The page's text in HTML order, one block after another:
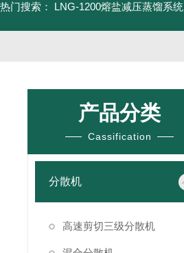
热门搜索： LNG-1200熔盐减压蒸馏系统
产品分类
Cassification
分散机
高速剪切三级分散机